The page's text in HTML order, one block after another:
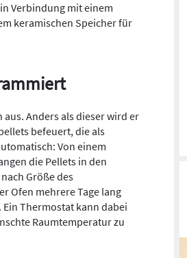
Verbindung mit einem
keramischen Speicher für
Anders als dieser wird er
befeuert, die als
Von einem
die Pellets in den
Größe des
Ofen mehrere Tage lang
Thermostat kann dabei
Raumtemperatur zu